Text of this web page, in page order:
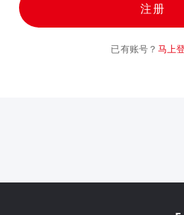
注册
已有账号？ 马上